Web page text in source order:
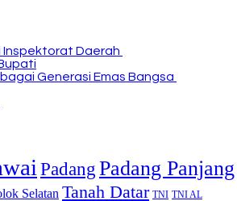
Inspektorat Daerah
Generasi Emas Bangsa
PadangPadang Panjang
Selatan Tanah Datar TNI TNI AL